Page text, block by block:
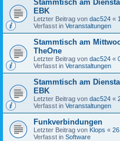
Stammtisch am
EBK
Letzter Beitrag von dac524 «
Verfasst in Veranstaltungen
Stammtisch am
TheOne
Letzter Beitrag von dac524 «
Verfasst in Veranstaltungen
Stammtisch am
EBK
Letzter Beitrag von dac524 «
Verfasst in Veranstaltungen
Funkverbindungen
Letzter Beitrag von Klops «
Verfasst in Software